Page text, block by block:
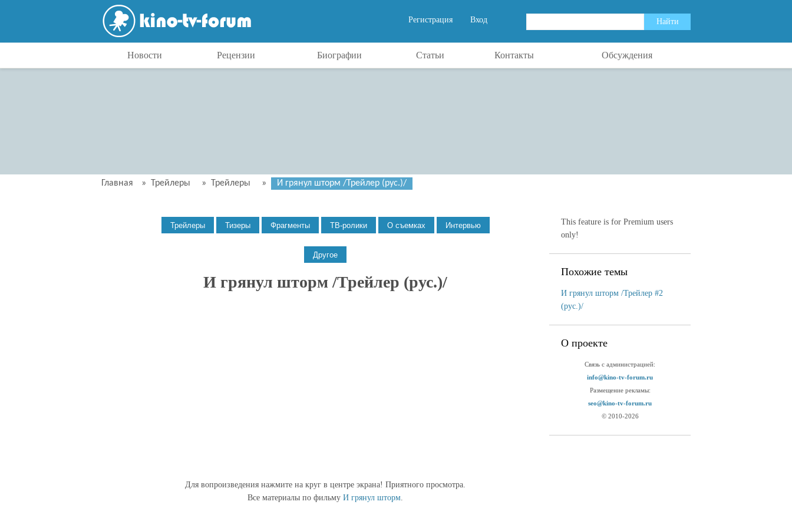
Вход
Регистрация
Новости Рецензии Биографии Статьи Контакты Обсуждения
Главная » Трейлеры » Трейлеры » И грянул шторм /Трейлер (рус.)/
И грянул шторм /Трейлер (рус.)/
Для вопроизведения нажмите на круг в центре экрана! Приятного просмотра.
Все материалы по фильму И грянул шторм.
This feature is for Premium users
only!
Похожие темы
И грянул шторм /Трейлер #2
(рус.)/
О проекте
Связь с администрацией:
info@kino-tv-forum.ru
Размещение рекламы:
seo@kino-tv-forum.ru
© 2010-2026